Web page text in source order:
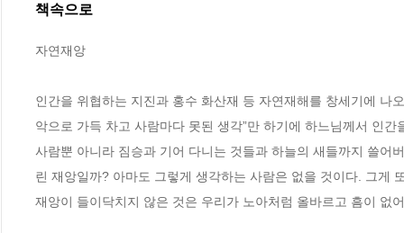
책속으로
자연재앙
인간을 위협하는 지진과 홍수 화산재 등 자연재해를 창세기에 나
악으로 가득 차고 사람마다 못된 생각”만 하기에 하느님께서 인
사람뿐 아니라 짐승과 기어 다니는 것들과 하늘의 새들까지 쓸어
린 재앙일까? 아마도 그렇게 생각하는 사람은 없을 것이다. 그게
재앙이 들이닥치지 않은 것은 우리가 노아처럼 올바르고 흠이 없